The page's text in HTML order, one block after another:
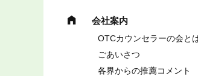
会社案内
OTCカウンセラーの会と
ごあいさつ
各界からの推薦コメント